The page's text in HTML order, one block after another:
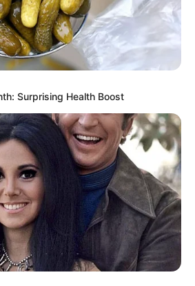
Surprising Health Boost